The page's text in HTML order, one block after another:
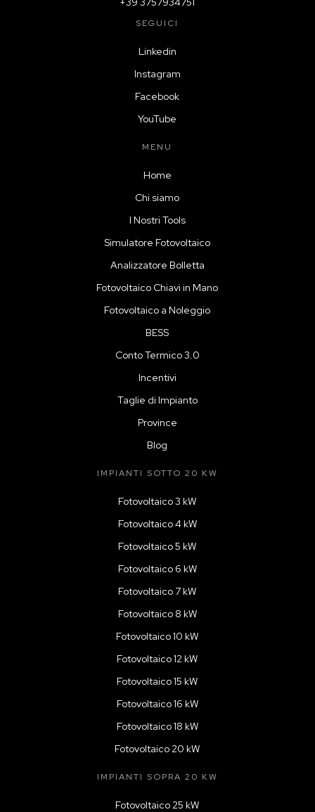
SEGUICI
Linkedin
Instagram
Facebook
YouTube
MENU
Home
Chi siamo
I Nostri Tools
Simulatore Fotovoltaico
Analizzatore Bolletta
Fotovoltaico Chiavi in Mano
Fotovoltaico a Noleggio
BESS
Conto Termico 3.0
Incentivi
Taglie di Impianto
Province
Blog
IMPIANTI SOTTO 20 KW
Fotovoltaico 3 kW
Fotovoltaico 4 kW
Fotovoltaico 5 kW
Fotovoltaico 6 kW
Fotovoltaico 7 kW
Fotovoltaico 8 kW
Fotovoltaico 10 kW
Fotovoltaico 12 kW
Fotovoltaico 15 kW
Fotovoltaico 16 kW
Fotovoltaico 18 kW
Fotovoltaico 20 kW
IMPIANTI SOPRA 20 KW
Fotovoltaico 25 kW